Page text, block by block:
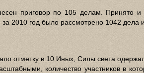
приговор по 105 делам. Принято и
2010 год было рассмотрено 1042 дела
отметку в 10 Иных, Силы света
количество участников в